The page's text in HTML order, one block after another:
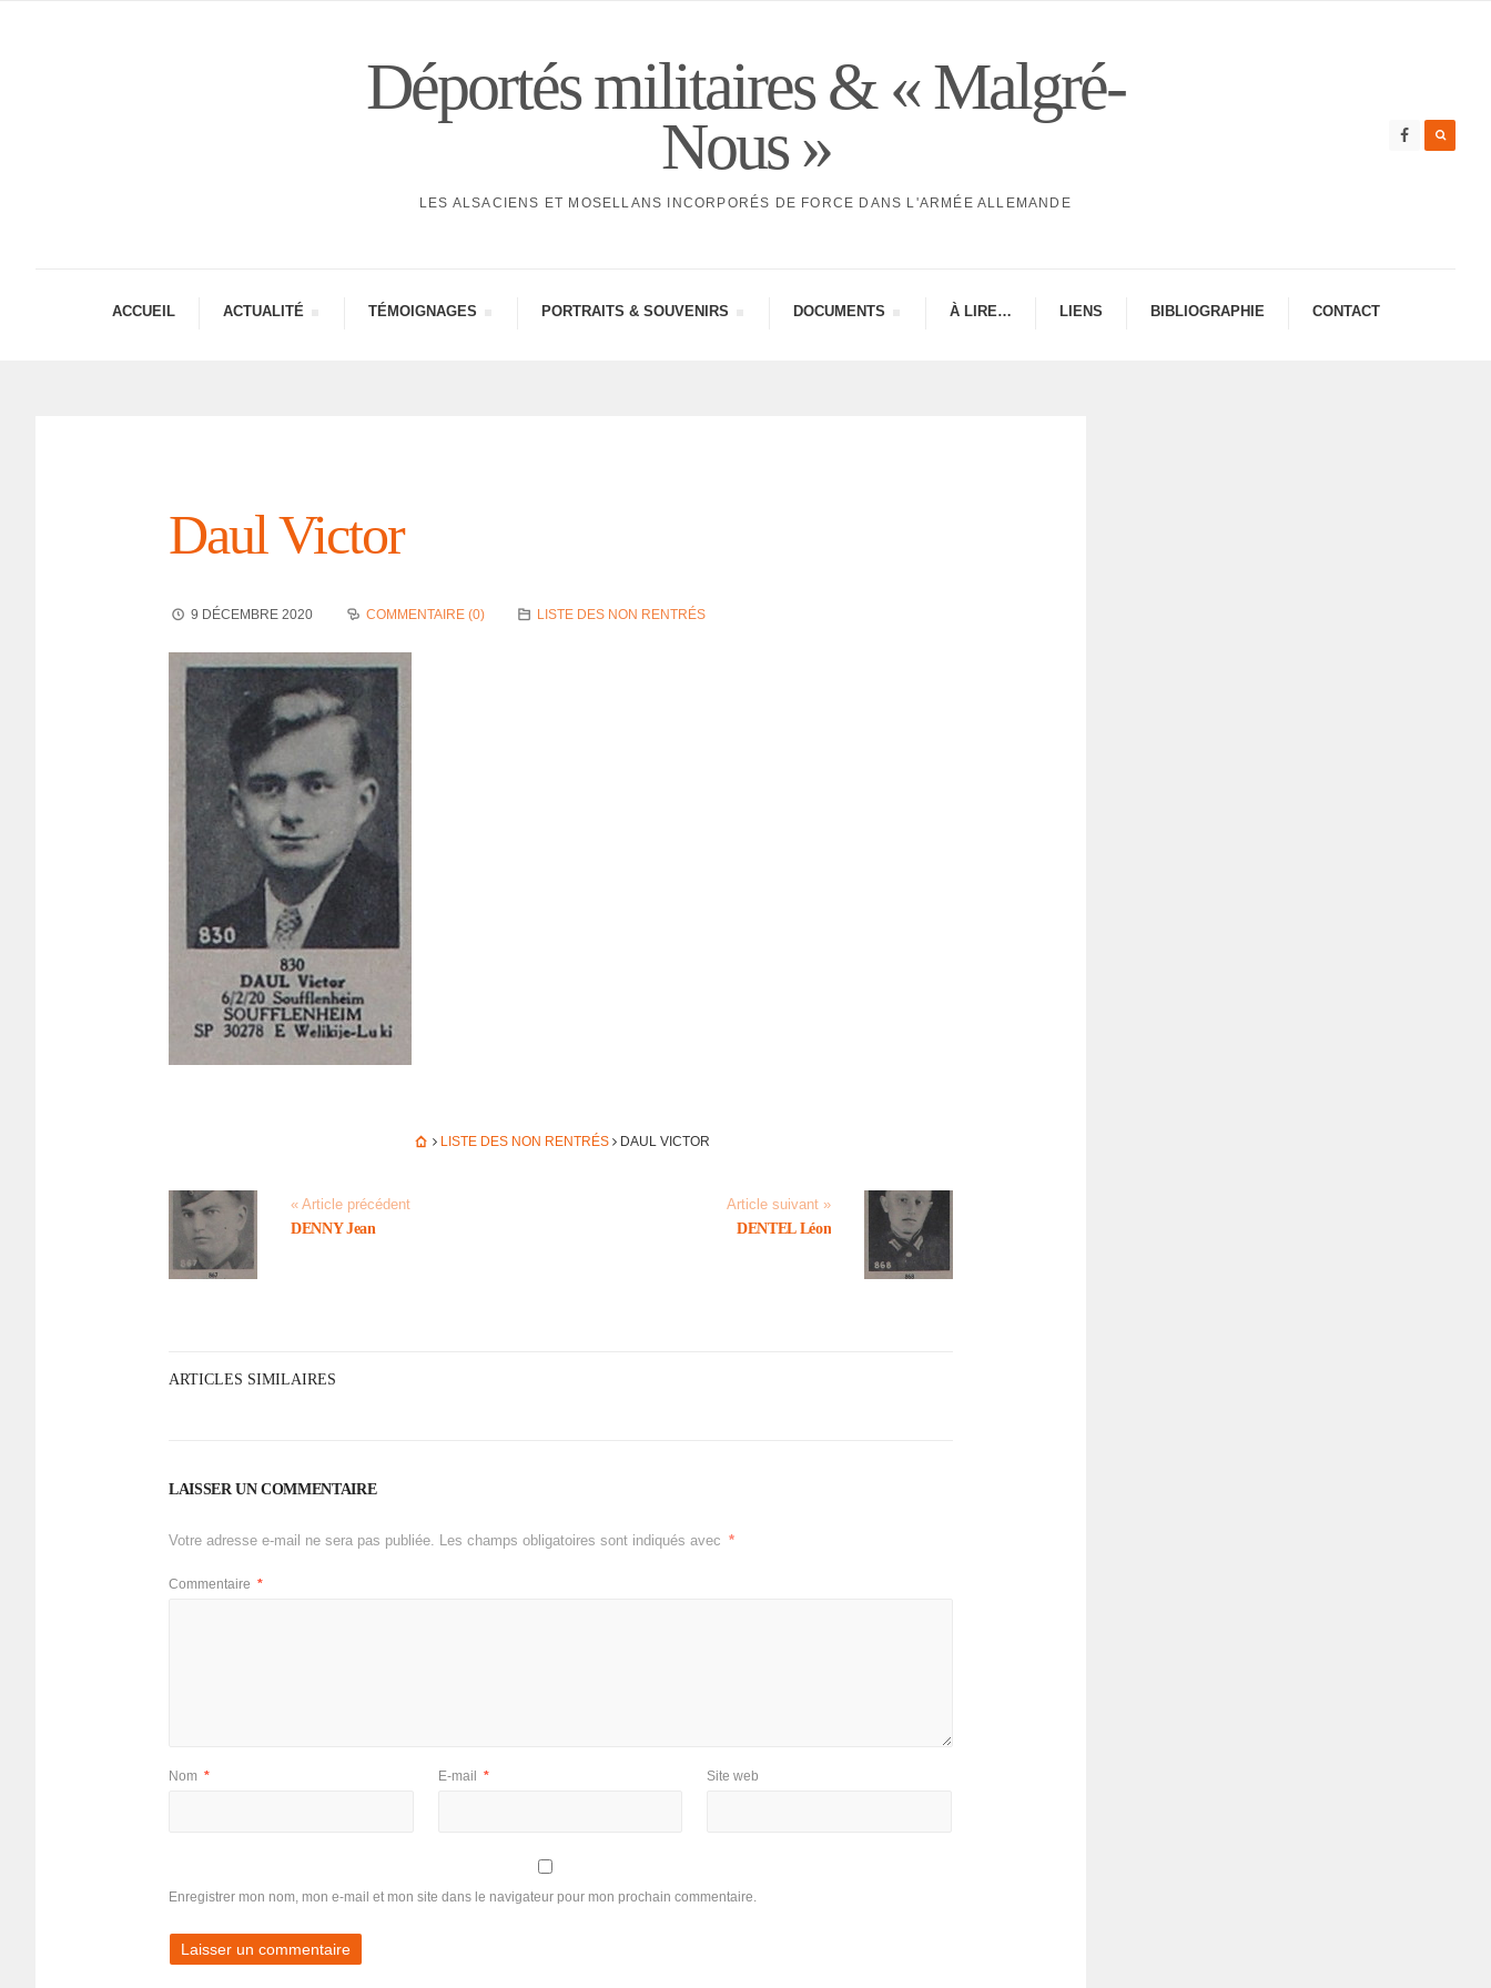
Déportés militaires & « Malgré-
Nous »
LES ALSACIENS ET MOSELLANS INCORPORÉS DE FORCE DANS L'ARMÉE ALLEMANDE
ACCUEIL ACTUA­LITÉ TÉMOI­GNAGES PORTRAITS & SOUVE­NIRS DOCU­MENTS À LIRE… LIENS BIBLIO­GRA­PHIE CONTAC­­T
Daul Victor
9 DÉCEMBRE 2020 COMMENTAIRE (0) LISTE DES NON RENTRÉS
LISTE DES NON RENTRÉS DAUL VICTOR
« Article précédent
DENNY Jean
Article suivant »
DENTEL Léon
ARTICLES SIMILAIRES
LAISSER UN COMMENTAIRE
Votre adresse e-mail ne sera pas publiée. Les champs obligatoires sont indiqués avec *
Commentaire *
Nom * E-mail * Site web
Enregistrer mon nom, mon e-mail et mon site dans le navigateur pour mon prochain commentaire.